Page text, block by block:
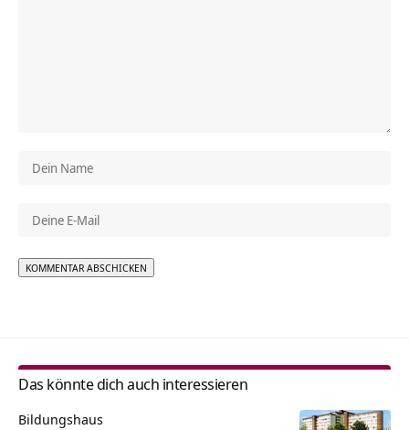
Das könnte dich auch interessieren
Bildungshaus